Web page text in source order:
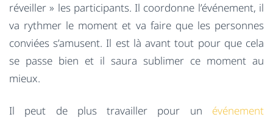
réveiller » les participants. Il coordonne l’événement, il
va rythmer le moment et va faire que les personnes
conviées s’amusent. Il est là avant tout pour que cela
se passe bien et il saura sublimer ce moment au
mieux.
Il peut de plus travailler pour un événement